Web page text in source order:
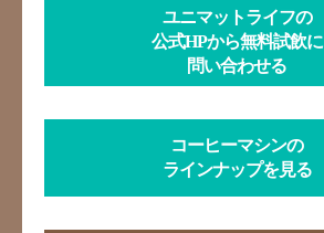
ユニマットライフの
公式HPから無料試飲に
問い合わせる
コーヒーマシンの
ラインナップを見る